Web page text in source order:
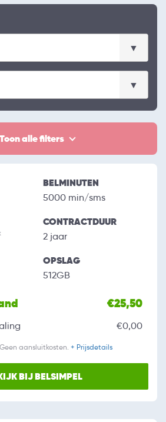
Toon alle filters
BELMINUTEN
5000 min/sms
CONTRACTDUUR
2 jaar
OPSLAG
512GB
€25,50
€0,00
aansluitkosten. + Prijsdetails
BIJ BELSIMPEL